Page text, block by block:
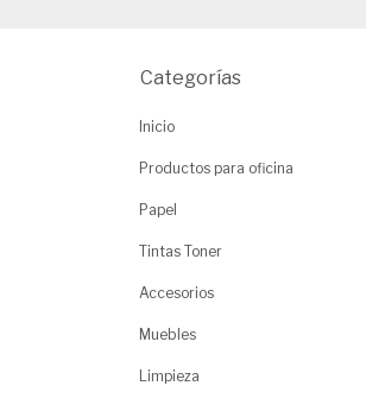
Categorías
Inicio
Productos para oficina
Papel
Tintas Toner
Accesorios
Muebles
Limpieza